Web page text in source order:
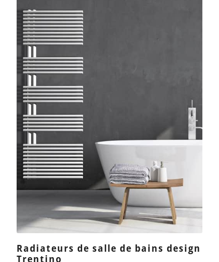
Radiateurs de salle de bains design
Trentino